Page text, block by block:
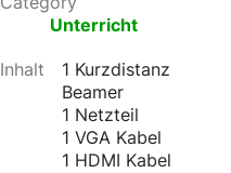
Unterricht
Inhalt
1 Kurzdistanz
Beamer
1 Netzteil
1 VGA Kabel
1 HDMI Kabel